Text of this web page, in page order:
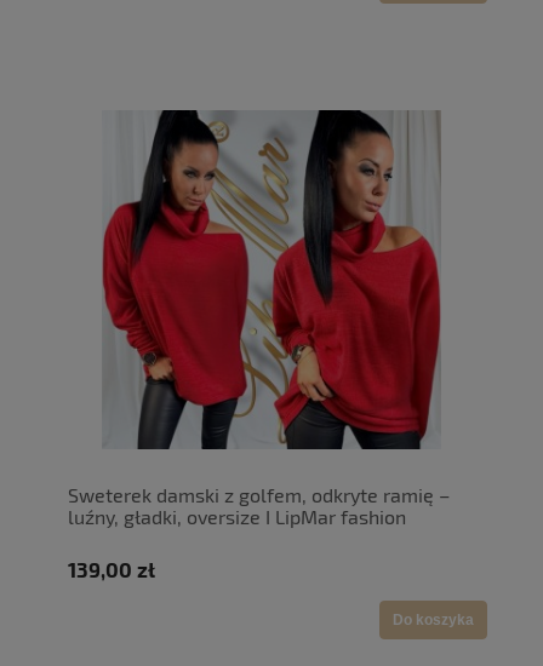
Sweterek damski z golfem, odkryte ramię –
luźny, gładki, oversize I LipMar fashion
139,00 zł
Do koszyka